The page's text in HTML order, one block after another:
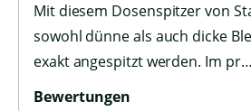
Mit diesem Dosenspitzer von
sowohl dünne als auch dicke
exakt angespitzt werden. Im pr…
Bewertungen